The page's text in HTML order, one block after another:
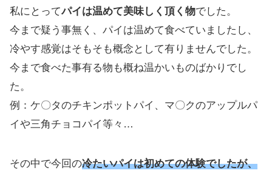
私にとってパイは温めて美味しく頂く物でした。
今まで疑う事無く、パイは温めて食べていましたし、
冷やす感覚はそもそも概念として有りませんでした。
今まで食べた事有る物も概ね温かいものばかりでし
た。
例：ケ〇タのチキンポットパイ、マ〇クのアップルパ
イや三角チョコパイ等々…
その中で今回の冷たいパイは初めての体験でしたが、